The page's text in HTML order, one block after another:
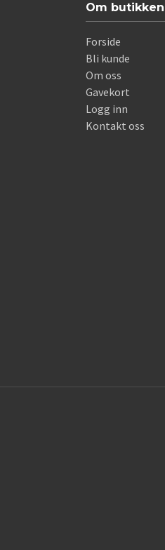
Om butikken
Forside
Bli kunde
Om oss
Gavekort
Logg inn
Kontakt oss